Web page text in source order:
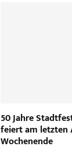
50 Jahre
feiert am letzten
Wochenende